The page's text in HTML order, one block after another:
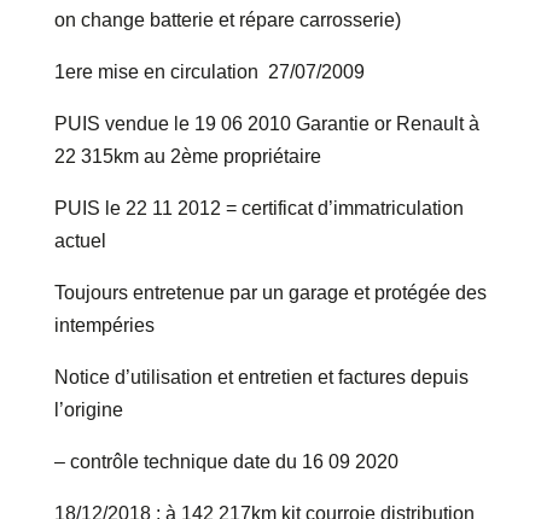
on change batterie et répare carrosserie)
1ere mise en circulation 27/07/2009
PUIS vendue le 19 06 2010 Garantie or Renault à
22 315km au 2ème propriétaire
PUIS le 22 11 2012 = certificat d’immatriculation
actuel
Toujours entretenue par un garage et protégée des
intempéries
Notice d’utilisation et entretien et factures depuis
l’origine
– contrôle technique date du 16 09 2020
18/12/2018 : à 142 217km kit courroie distribution